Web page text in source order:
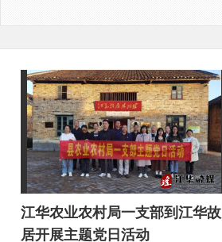
江华农业农村局一支部到江华故
居开展主题党日活动